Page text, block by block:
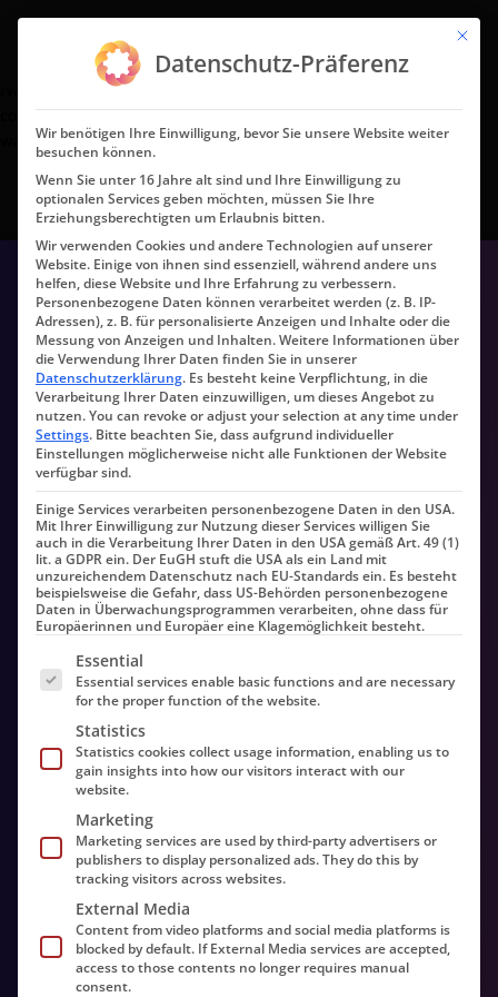
: preg_replace(): Passing null to parameter #3
($subject) of type array|string is deprecated in
/var/www/u10635/html/wp-
content/plugins/wordfence/vendor/wordfence/wf-
waf/src/lib/rules.php on line1896
Mit
Datenschutz-Präferenz
Wir benötigen Ihre Einwilligung, bevor Sie unsere Website weiter
besuchen können.
Wenn Sie unter 16 Jahre alt sind und Ihre Einwilligung zu
optionalen Services geben möchten, müssen Sie Ihre
Erziehungsberechtigten um Erlaubnis bitten.
Wir verwenden Cookies und andere Technologien auf unserer
Website. Einige von ihnen sind essenziell, während andere uns
helfen, diese Website und Ihre Erfahrung zu verbessern.
Personenbezogene Daten können verarbeitet werden (z. B. IP-
Adressen), z. B. für personalisierte Anzeigen und Inhalte oder die
Messung von Anzeigen und Inhalten.Weitere Informationen über
die Verwendung Ihrer Daten finden Sie in unserer
Datenschutzerklärung. Es besteht keine Verpflichtung, in die
Verarbeitung Ihrer Daten einzuwilligen, um dieses Angebot zu
nutzen.You can revoke or adjust your selection at any time under
Settings. Bitte beachten Sie, dass aufgrund individueller
Einstellungen möglicherweise nicht alle Funktionen der Website
verfügbar sind.
Einige Services verarbeiten personenbezogene Daten in den USA.
Mit Ihrer Einwilligung zur Nutzung dieser Services willigen Sie
auch in die Verarbeitung Ihrer Daten in den USA gemäß Art. 49 (1)
lit. a GDPR ein. Der EuGH stuft die USA als ein Land mit
unzureichendem Datenschutz nach EU-Standards ein. Es besteht
beispielsweise die Gefahr, dass US-Behörden personenbezogene
Daten in Überwachungsprogrammen verarbeiten, ohne dass für
Europäerinnen und Europäer eine Klagemöglichkeit besteht.
Es folgt eine Liste der Service-Gruppen, für die eine
Essential
Essential services enable basic functions and are necessary
for the proper function of the website.
Statistics
Statistics cookies collect usage information, enabling us to
gain insights into how our visitors interact with our
website.
Marketing
Marketing services are used by third-party advertisers or
publishers to display personalized ads. They do this by
tracking visitors across websites.
External Media
Content from video platforms and social media platforms is
blocked by default. If External Media services are accepted,
access to those contents no longer requires manual
consent.